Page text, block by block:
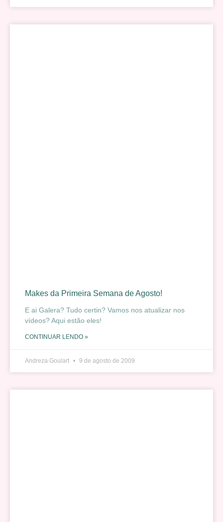
Makes da Primeira Semana de Agosto!
E ai Galera? Tudo certin? Vamos nos atualizar nos
vídeos? Aqui estão eles!
CONTINUAR LENDO »
Andreza Goulart 9 de agosto de 2009